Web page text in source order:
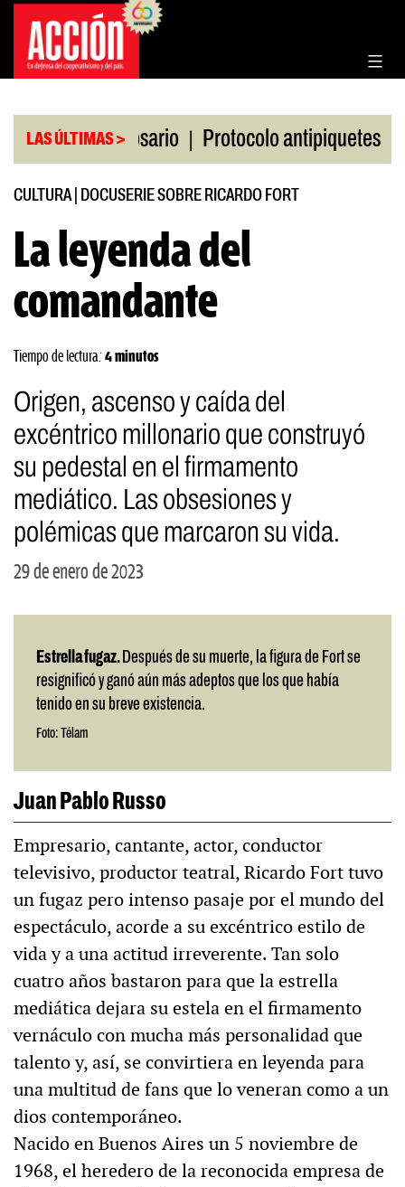
Saltar
contenido
LAS ÚLTIMAS >
de Rosario | Protocolo antipiquetes | FATE
CULTURA| DOCUSERIE SOBRE RICARDO FORT
La leyenda del
comandante
Tiempo de lectura: 4 minutos
Origen, ascenso y caída del
excéntrico millonario que construyó
su pedestal en el firmamento
mediático. Las obsesiones y
polémicas que marcaron su vida.
29 de enero de 2023
Estrella fugaz. Después de su muerte, la figura de Fort se
resignificó y ganó aún más adeptos que los que había
tenido en su breve existencia.
Foto: Télam
Juan Pablo Russo
Empresario, cantante, actor, conductor
televisivo, productor teatral, Ricardo Fort tuvo
un fugaz pero intenso pasaje por el mundo del
espectáculo, acorde a su excéntrico estilo de
vida y a una actitud irreverente. Tan solo
cuatro años bastaron para que la estrella
mediática dejara su estela en el firmamento
vernáculo con mucha más personalidad que
talento y, así, se convirtiera en leyenda para
una multitud de fans que lo veneran como a un
dios contemporáneo.
Nacido en Buenos Aires un 5 noviembre de
1968, el heredero de la reconocida empresa de